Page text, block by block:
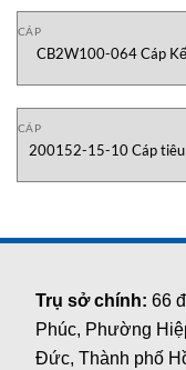
CÁP
CB2W100-064 Cáp
CÁP
200152-15-10 Cáp tiêu
Trụ sở chính:66
Phúc, Phường
Đức, Thành phố